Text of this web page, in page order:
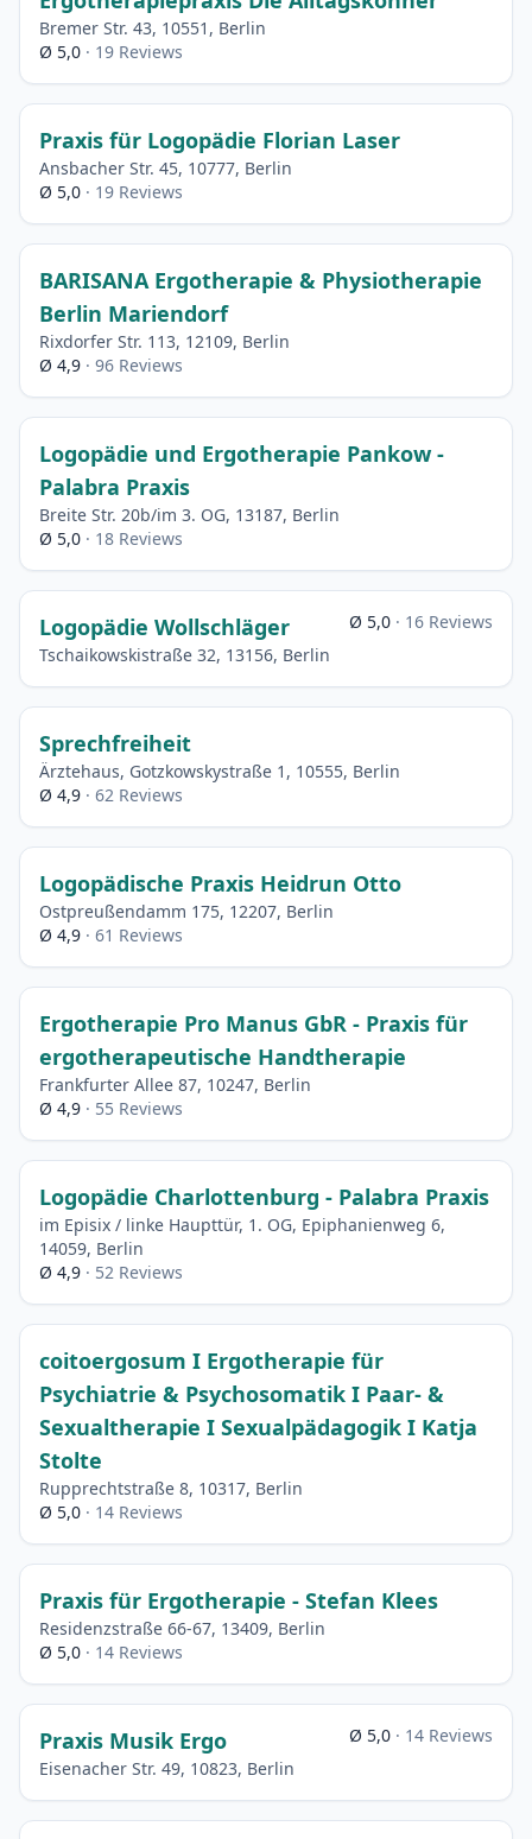
Bremer Str. 43, 10551, Berlin
Ø 5,0 · 19 Reviews
Praxis für Logopädie Florian Laser
Ansbacher Str. 45, 10777, Berlin
Ø 5,0 · 19 Reviews
BARISANA Ergotherapie & Physiotherapie
Berlin Mariendorf
Rixdorfer Str. 113, 12109, Berlin
Ø 4,9 · 96 Reviews
Logopädie und Ergotherapie Pankow -
Palabra Praxis
Breite Str. 20b/im 3. OG, 13187, Berlin
Ø 5,0 · 18 Reviews
Logopädie Wollschläger
Tschaikowskistraße 32, 13156, Berlin
Ø 5,0 · 16 Reviews
Sprechfreiheit
Ärztehaus, Gotzkowskystraße 1, 10555, Berlin
Ø 4,9 · 62 Reviews
Logopädische Praxis Heidrun Otto
Ostpreußendamm 175, 12207, Berlin
Ø 4,9 · 61 Reviews
Ergotherapie Pro Manus GbR - Praxis für
ergotherapeutische Handtherapie
Frankfurter Allee 87, 10247, Berlin
Ø 4,9 · 55 Reviews
Logopädie Charlottenburg - Palabra Praxis
im Episix / linke Haupttür, 1. OG, Epiphanienweg 6,
14059, Berlin
Ø 4,9 · 52 Reviews
coitoergosum I Ergotherapie für
Psychiatrie & Psychosomatik I Paar- &
Sexualtherapie I Sexualpädagogik I Katja
Stolte
Rupprechtstraße 8, 10317, Berlin
Ø 5,0 · 14 Reviews
Praxis für Ergotherapie - Stefan Klees
Residenzstraße 66-67, 13409, Berlin
Ø 5,0 · 14 Reviews
Praxis Musik Ergo
Eisenacher Str. 49, 10823, Berlin
Ø 5,0 · 14 Reviews